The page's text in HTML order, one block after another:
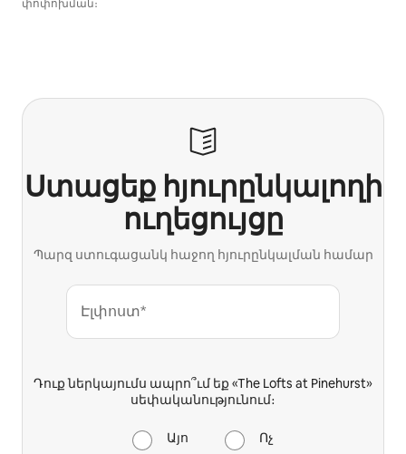
փոփոխման։
Ստացեք հյուրընկալողի
ուղեցույցը
Պարզ ստուգացանկ հաջող հյուրընկալման համար
Էլփոստ*
Դուք ներկայումս ապրո՞ւմ եք «The Lofts at Pinehurst»
սեփականությունում։
Այո Ոչ